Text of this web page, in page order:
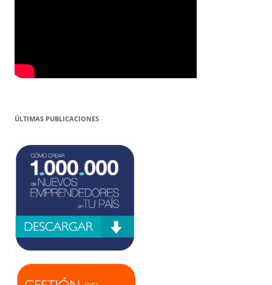
ÚLTIMAS PUBLICACIONES